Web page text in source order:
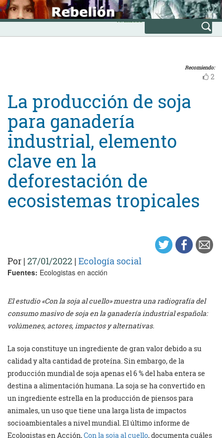
Skip
to
content
INICIO
Avanzada
Recomiendo:
2
La producción de soja
para ganadería
industrial, elemento
clave en la
deforestación de
ecosistemas tropicales
Por | 27/01/2022 | Ecología social
Fuentes: Ecologistas en acción
El estudio «Con la soja al cuello» muestra una radiografía del
consumo masivo de soja en la ganadería industrial española:
volúmenes, actores, impactos y alternativas.
La soja constituye un ingrediente de gran valor debido a su
calidad y alta cantidad de proteína. Sin embargo, de la
producción mundial de soja apenas el 6 % del haba entera se
destina a alimentación humana. La soja se ha convertido en
un ingrediente estrella en la producción de piensos para
animales, un uso que tiene una larga lista de impactos
socioambientales a nivel mundial. El último informe de
Ecologistas en Acción,Con la soja al cuello, documenta cuáles